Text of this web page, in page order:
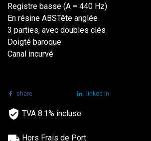
Registre basse (A = 440 Hz)
En résine ABSTête anglée
3 parties, avec doubles clés
Doigté baroque
Canal incurvé
share linked in
TVA 8.1% incluse
Hors Frais de Port